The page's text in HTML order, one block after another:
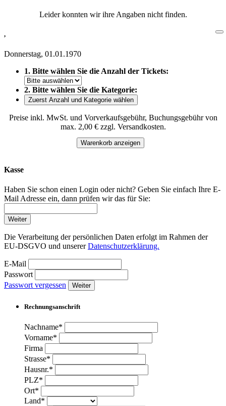
Leider konnten wir ihre Angaben nicht finden.
,
Donnerstag, 01.01.1970
1. Bitte wählen Sie die Anzahl der Tickets:
2. Bitte wählen Sie die Kategorie:
Zuerst Anzahl und Kategorie wählen
Preise inkl. MwSt. und Vorverkaufsgebühr, Buchungsgebühr von
max. 2,00 € zzgl. Versandkosten.
Warenkorb anzeigen
Kasse
Haben Sie schon einen Login oder nicht? Geben Sie einfach Ihre E-
Mail Adresse ein, dann prüfen wir das für Sie:
Weiter
Die Verarbeitung der persönlichen Daten erfolgt im Rahmen der
EU-DSGVO und unsererDatenschutzerklärung.
E-Mail
Passwort
Passwort vergessen
Weiter
Rechnungsanschrift
Nachname*
Vorname*
Firma
Strasse*
Hausnr.*
PLZ*
Ort*
Land*